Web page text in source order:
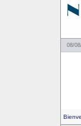
08/